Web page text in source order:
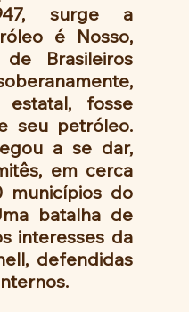
surge a
é Nosso,
Brasileiros
fosse
seu petróleo.
a se dar,
em cerca
municípios do
batalha de
interesses da
defendidas